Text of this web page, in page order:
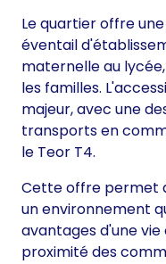
Le quartier offre
éventail
maternelle au
les familles.
majeur, avec une
transports en
le Teor T4.
Cette offre permet
un environnement
avantages d'une
proximité des